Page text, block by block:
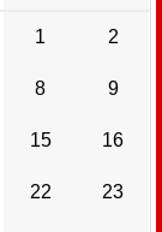
1 2
8 9
15 16
22 23